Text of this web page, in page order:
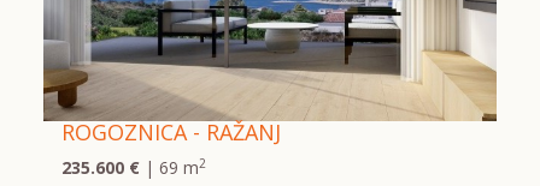
ROGOZNICA - RAŽANJ
235.600 €| 69 m2